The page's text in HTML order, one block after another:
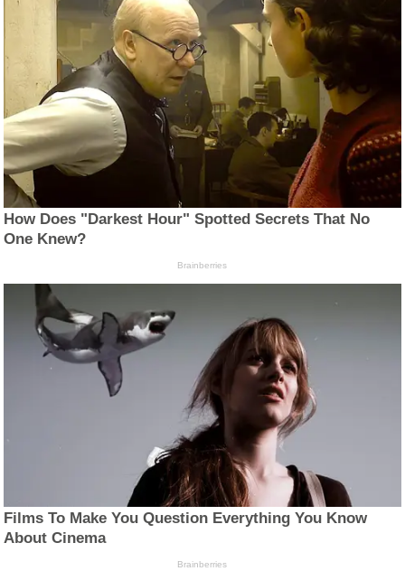
How Does "Darkest Hour" Spotted Secrets That No
One Knew?
Brainberries
Films To Make You Question Everything You Know
About Cinema
Brainberries